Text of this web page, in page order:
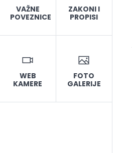
VAŽNE
POVEZNICE
ZAKONI I
PROPISI
WEB
KAMERE
FOTO
GALERIJE